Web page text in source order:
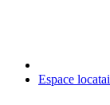
Espace